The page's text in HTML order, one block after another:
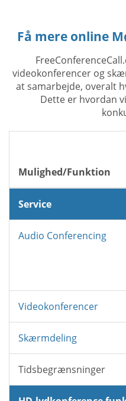
Få mere online
videokonferencer og
at samarbejde, overalt
Dette er hvordan
Mulighed/Funktion
Service
Audio Conferencing
Videokonferencer
Skærmdeling
Tidsbegrænsninger